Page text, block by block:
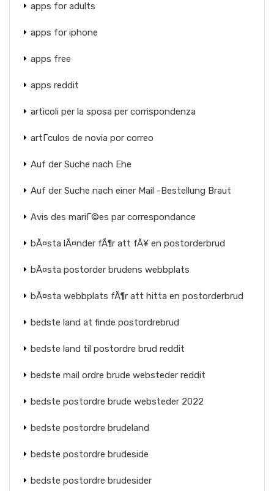
apps for adults
apps for iphone
apps free
apps reddit
articoli per la sposa per corrispondenza
artГ­culos de novia por correo
Auf der Suche nach Ehe
Auf der Suche nach einer Mail -Bestellung Braut
Avis des mariГ©es par correspondance
bÃ¤sta lÃ¤nder fÃ¶r att fÃ¥ en postorderbrud
bÃ¤sta postorder brudens webbplats
bÃ¤sta webbplats fÃ¶r att hitta en postorderbrud
bedste land at finde postordrebrud
bedste land til postordre brud reddit
bedste mail ordre brude websteder reddit
bedste postordre brude websteder 2022
bedste postordre brudeland
bedste postordre brudeside
bedste postordre brudesider